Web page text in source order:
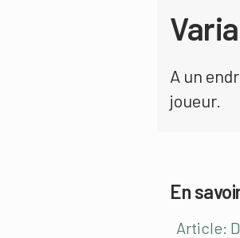
A un
joueur.
En
Article: